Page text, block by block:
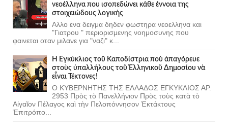
νεοέλληνα που ισοπεδώνει κάθε έννοια της
στοιχειώδους λογικής
Αλλο ενα δειγμα δηδεν φωστηρα νεοελληνα και
"Γιατρου " περιορισμενης νοημοσυνης που
φαινεται οταν μιλανε για "ναζι" κ...
Ἡ Ἐγκύκλιος τοῦ Καποδίστρια ποὺ ἀπαγόρευε
στοὺς ὑπαλλήλους τοῦ Ἑλληνικοῦ Δημοσίου νὰ
εἶναι Τέκτονες!
Ο ΚΥΒΕΡΝΗΤΗΣ ΤΗΣ ΕΛΛΑΔΟΣ ΕΓΚΥΚΛΙΟΣ ΑΡ.
2953 Πρὸς τὸ Πανελλήνιον Πρὸς τοὺς κατὰ τὸ
Αἰγαῖον Πέλαγος καὶ τὴν Πελοπόννησον Ἐκτάκτους
Ἐπιτρόπο...